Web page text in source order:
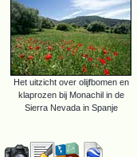
Het uitzicht over olijfbomen en
klaprozen bij Monachil in de
Sierra Nevada in Spanje